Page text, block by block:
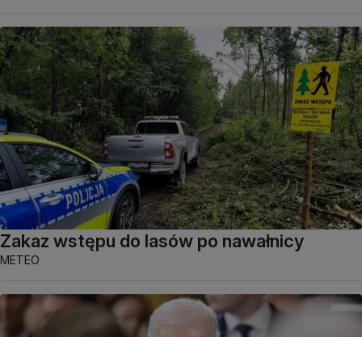
Zakaz wstępu do lasów po nawałnicy
METEO